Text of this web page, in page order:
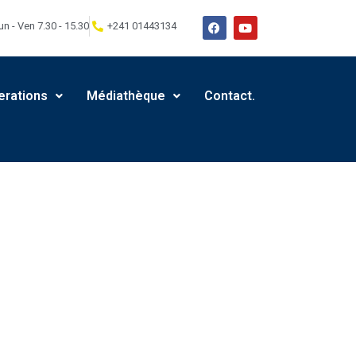
- Ven 7.30 - 15.30 +241 01443134
Médiathèque Contact.